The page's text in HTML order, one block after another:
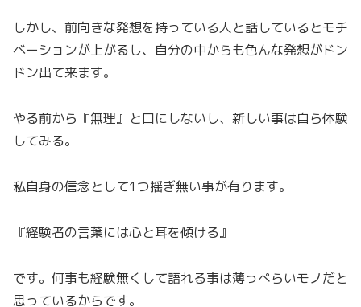
しかし、前向きな発想を持っている人と話しているとモチ
ベーションが上がるし、自分の中からも色んな発想がドン
ドン出て来ます。
やる前から『無理』と口にしないし、新しい事は自ら体験
してみる。
私自身の信念として1つ揺ぎ無い事が有ります。
『経験者の言葉には心と耳を傾ける』
です。何事も経験無くして語れる事は薄っぺらいモノだと
思っているからです。